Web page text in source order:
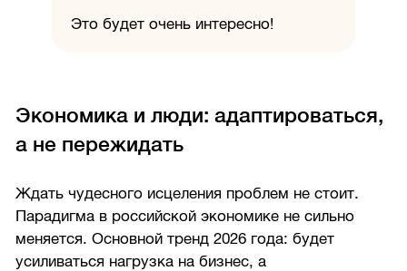
Это будет очень интересно!
Экономика и люди: адаптироваться,
а не пережидать
Ждать чудесного исцеления проблем не стоит.
Парадигма в российской экономике не сильно
меняется. Основной тренд 2026 года: будет
усиливаться нагрузка на бизнес, а